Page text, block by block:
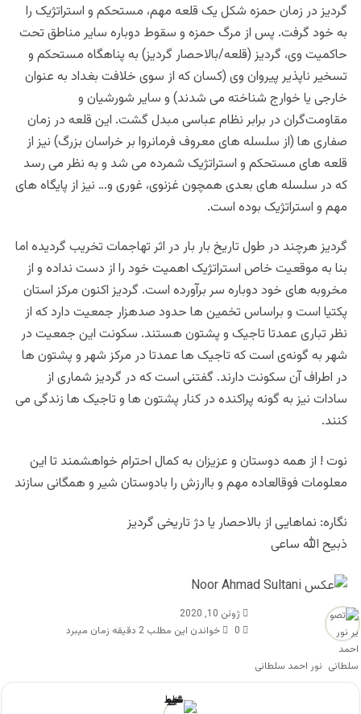
گردیز در زمان حمزه شکل یک قلعه مهم، مستحکم و استراتژیک را
به خود گرفت. پس از مرگ حمزه و سقوط دوباره سایر مناطق تحت
حاکمیت وی، گردیز (قلعه/بالاحصار گردیز) به پناهگاه مستحکم و
تسخیر ناپذیر پیروان وی (کسان که از سوی خلافت بغداد به عنوان
خارجی یا خوارج شناخته می شدند) و سایر شورشیان و
مقاومت‌گران در برابر نظام عباسی مبدل گشت. این قلعه در زمان
صفاری ها (از سلسله های معروف فرمانروا بر خراسان بزرگ) نیز از
قلعه های مستحکم و استراتژیک شمرده می شد و به نظر می رسد
که در سلسله های بعدی همچون غزنوی، غوری و… نیز از پایگاه های
مهم و استراتژیک بوده است.
گردیز هرچند در طول تاریخ بار بار در اثر تهاجمات تخریب گردیده اما
بنا به موقعیت خاص استراتژیک اهمیت خود را از دست نداده و از
مخروبه های خود دوباره سر برآورده است. گردیز اکنون مرکز استان
پکتیا است و براساس تخمین ها حدود صدهزار جمعیت دارد که از
نظر تباری عمدتا تاجیک و پشتون هستند. سکونت این جمعیت در
شهر به گونه‌ی است که تاجیک ها عمدتا در مرکز شهر و پشتون ها
در اطراف آن سکونت دارند. گفتنی است که در گردیز شماری از
سادات نیز به گونه پراکنده در کنار پشتون ها و تاجیک ها زندگی می
کنند.
نوت ! از همه دوستان و عزیزان به کمال احترام خواهشمند تا این
معلومات فوقالعاده مهم و باارزش را بادوستان شیر و همگانی سازند
نگاره: نماهایی از بالاحصار یا دژ تاریخی گردیز
ذبیح الله ساعی
نور احمد سلطانی
ژوئن 10, 2020
0
خواندن این مطلب 2 دقیقه زمان میبرد